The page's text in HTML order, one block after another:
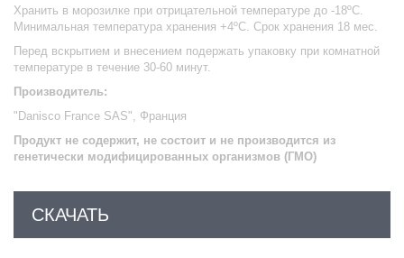
Хранить в морозилке при отрицательной температуре до -18ºС.
Минимальная температура хранения +4ºС. Срок хранения 18 мес.
Перед вскрытием и внесением подержать упаковку при комнатной
температуре в течение 30-60 минут.
Производитель:
"Danisco France SAS", Франция
Продукт не содержит, не состоит и не производится из
генетически модифицированных организмов (ГМО)
СКАЧАТЬ